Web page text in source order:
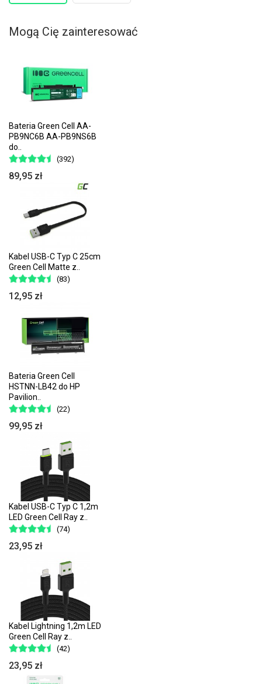
Mogą Cię zainteresować
Bateria Green Cell AA-
PB9NC6B AA-PB9NS6B
do..
(392)
89,95 zł
Kabel USB-C Typ C 25cm
Green Cell Matte z..
(83)
12,95 zł
Bateria Green Cell
HSTNN-LB42 do HP
Pavilion..
(22)
99,95 zł
Kabel USB-C Typ C 1,2m
LED Green Cell Ray z..
(74)
23,95 zł
Kabel Lightning 1,2m LED
Green Cell Ray z..
(42)
23,95 zł